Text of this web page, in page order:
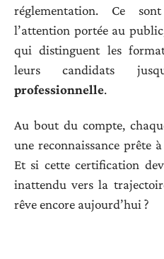
réglementation. Ce
l’attention portée au
qui distinguent les
leurs candidats
professionnelle.
Au bout du compte,
une reconnaissance prête
Et si cette certification
inattendu vers la
rêve encore aujourd’hui ?